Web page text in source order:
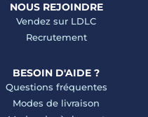
NOUS REJOINDRE
Vendez sur LDLC
Recrutement
BESOIN D'AIDE ?
Questions fréquentes
Modes de livraison